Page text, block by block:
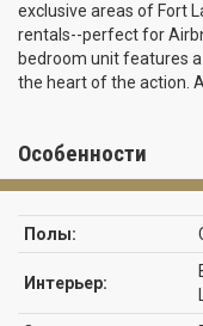
exclusive areas of Fort
rentals--perfect for
bedroom unit features
the heart of the action.
Особенности
Полы:
Интерьер: